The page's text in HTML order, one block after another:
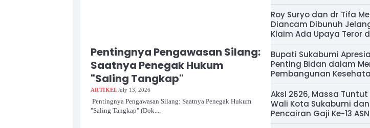
Pentingnya Pengawasan Silang:
Saatnya Penegak Hukum
"Saling Tangkap"
ARTIKELJuly 13, 2026
Pentingnya Pengawasan Silang: Saatnya Penegak Hukum
"Saling Tangkap" (Dok....
Roy Suryo dan dr Tifa
Diancam Dibunuh
Klaim Ada Upaya Teror
Bupati Sukabumi
Penting Bidan dalam
Pembangunan
Aksi 2626, Massa
Wali Kota Sukabumi
Pencairan Gaji Ke-13 ASN